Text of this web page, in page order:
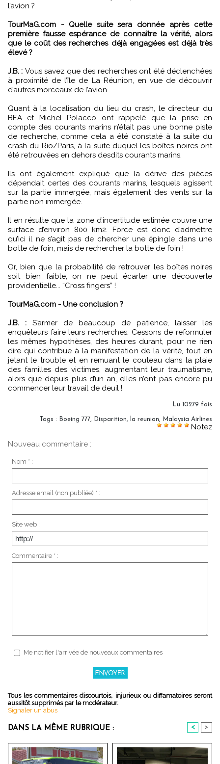
l’avion ?
TourMaG.com - Quelle suite sera donnée après cette
première fausse espérance de connaître la vérité, alors
que le coût des recherches déjà engagées est déjà très
élevé ?
J.B. : Vous savez que des recherches ont été déclenchées
à proximité de l’île de La Réunion, en vue de découvrir
d’autres morceaux de l’avion.
Quant à la localisation du lieu du crash, le directeur du
BEA et Michel Polacco ont rappelé que la prise en
compte des courants marins n’était pas une bonne piste
de recherche, comme cela a été constaté à la suite du
crash du Rio/Paris, à la suite duquel les boîtes noires ont
été retrouvées en dehors desdits courants marins.
Ils ont également expliqué que la dérive des pièces
dépendait certes des courants marins, lesquels agissent
sur la partie immergée, mais également des vents sur la
partie non immergée.
Il en résulte que la zone d’incertitude estimée couvre une
surface d’environ 800 km2. Force est donc d’admettre
qu’ici il ne s’agit pas de chercher une épingle dans une
botte de foin, mais de rechercher la botte de foin !
Or, bien que la probabilité de retrouver les boîtes noires
soit bien faible, on ne peut écarter une découverte
providentielle... “Cross fingers” !
TourMaG.com - Une conclusion ?
J.B. : S’armer de beaucoup de patience, laisser les
enquêteurs faire leurs recherches. Cessons de reformuler
les mêmes hypothèses, des heures durant, pour ne rien
dire qui contribue à la manifestation de la vérité, tout en
jetant le trouble et en remuant le couteau dans la plaie
des familles des victimes, augmentant leur traumatisme,
alors que depuis plus d’un an, elles n’ont pas encore pu
commencer leur travail de deuil !
Lu 10279 fois
Tags : Boeing 777, Disparition, la reunion, Malaysia Airlines
Notez
Nouveau commentaire :
Nom * :
Adresse email (non publiée) * :
Site web :
Commentaire * :
Me notifier l'arrivée de nouveaux commentaires
Tous les commentaires discourtois, injurieux ou diffamatoires seront
aussitôt supprimés par le modérateur.
Signaler un abus
DANS LA MÊME RUBRIQUE : < >